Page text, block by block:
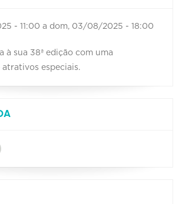
- 11:00 a dom, 03/08/2025 - 18:00
à sua 38ª edição com uma
especiais.